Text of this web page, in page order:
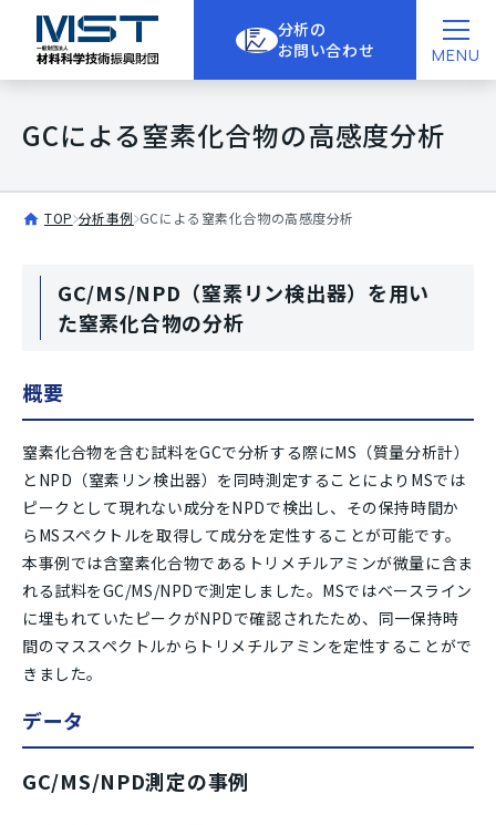
MENU
分析の
お問い合わせ
GCによる窒素化合物の高感度分析
TOP 分析事例 GCによる窒素化合物の高感度分析
GC/MS/NPD（窒素リン検出器）を用い
た窒素化合物の分析
概要
窒素化合物を含む試料をGCで分析する際にMS（質量分析計）
とNPD（窒素リン検出器）を同時測定することによりMSでは
ピークとして現れない成分をNPDで検出し、その保持時間か
らMSスペクトルを取得して成分を定性することが可能です。
本事例では含窒素化合物であるトリメチルアミンが微量に含ま
れる試料をGC/MS/NPDで測定しました。MSではベースライン
に埋もれていたピークがNPDで確認されたため、同一保持時
間のマススペクトルからトリメチルアミンを定性することがで
きました。
データ
GC/MS/NPD測定の事例